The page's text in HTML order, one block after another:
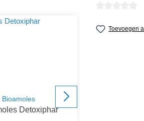
Bioamoles
Detoxiphar
Toevoegen